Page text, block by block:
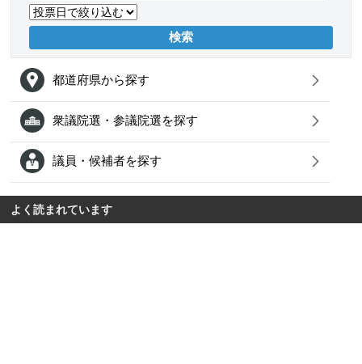
都道府県から探す
衆議院選・参議院選を探す
議員・候補者を探す
よく読まれています